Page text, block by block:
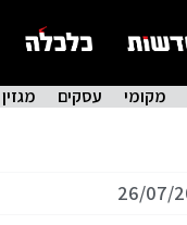
מקומי עסקים מגזין
26/07/